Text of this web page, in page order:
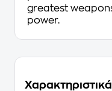
greatest
power.
Χαρακτηριστικά